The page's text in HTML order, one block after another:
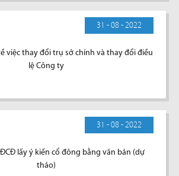
31 - 08 - 2022
việc thay đổi trụ sở chính và thay đổi điều
lệ Công ty
31 - 08 - 2022
lấy ý kiến cổ đông bằng văn bản (dự
thảo)